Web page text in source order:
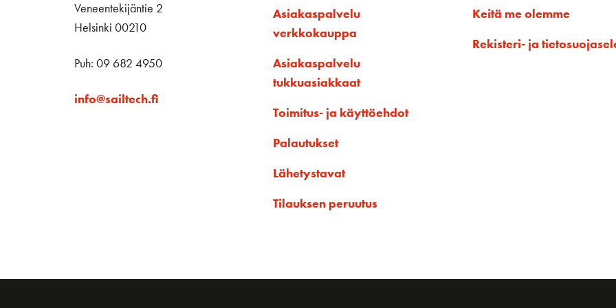
Veneentekijäntie 2
Helsinki 00210
Puh: 09 682 4950
info@sailtech.fi
Asiakaspalvelu
verkkokauppa
Asiakaspalvelu
tukkuasiakkaat
Toimitus- ja käyttöehdot
Palautukset
Lähetystavat
Tilauksen peruutus
Keitä me olemme
Rekisteri- ja